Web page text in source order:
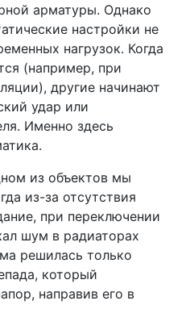
арматуры. Однако
настройки не
нагрузок. Когда
(например, при
другие начинают
удар или
Именно здесь
из объектов мы
из-за отсутствия
при переключении
шум в радиаторах
решилась только
который
направив его в